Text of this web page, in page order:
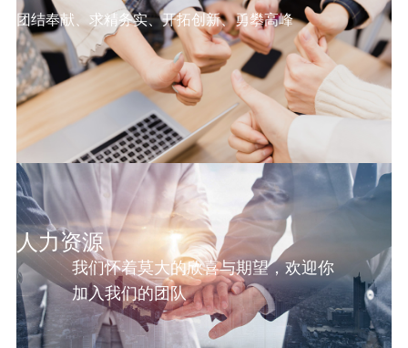
团结奉献、求精务实、开拓创新、勇攀高峰
人力资源
我们怀着莫大的欣喜与期望，欢迎你
加入我们的团队